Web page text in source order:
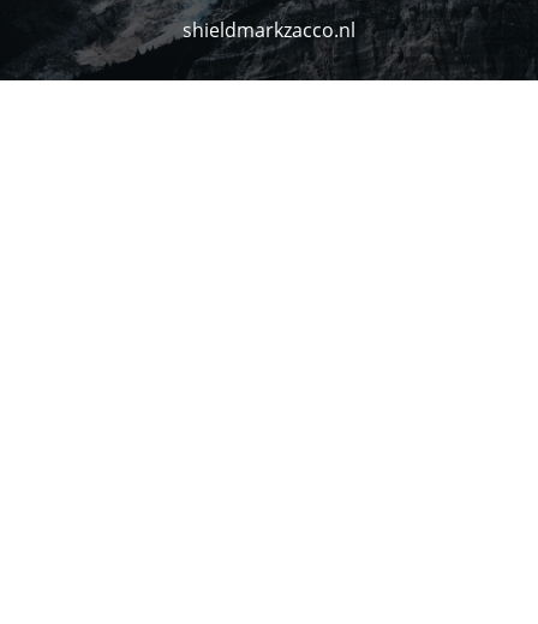
shieldmarkzacco.nl